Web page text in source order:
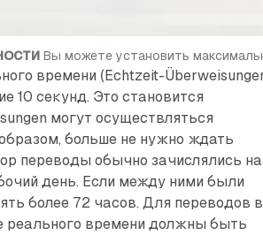
Вы можете установить
времени (Echtzeit-
10 секунд. Это становится
могут осуществляться
больше не нужно ждать
переводы обычно зачислялись на
день. Если между ними были
более 72 часов. Для переводов в
реального времени должны быть